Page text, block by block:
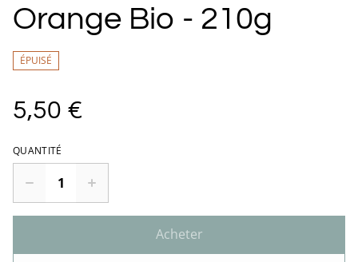
Orange Bio - 210g
ÉPUISÉ
5,50 €
QUANTITÉ
Acheter